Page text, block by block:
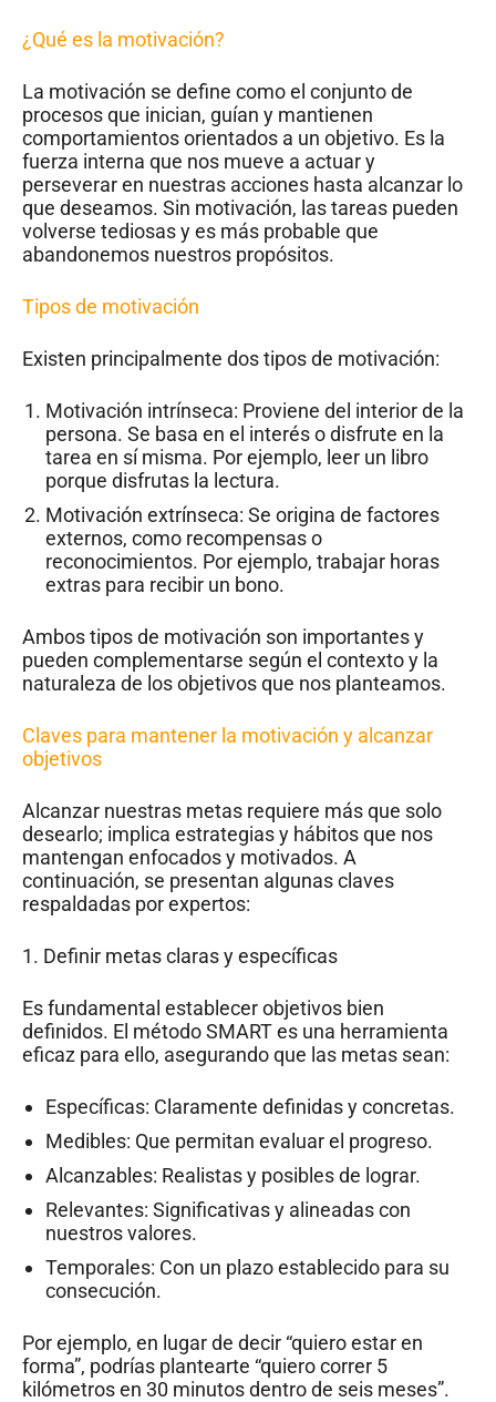
¿Qué es la motivación?
La motivación se define como el conjunto de
procesos que inician, guían y mantienen
comportamientos orientados a un objetivo. Es la
fuerza interna que nos mueve a actuar y
perseverar en nuestras acciones hasta alcanzar lo
que deseamos. Sin motivación, las tareas pueden
volverse tediosas y es más probable que
abandonemos nuestros propósitos.
Tipos de motivación
Existen principalmente dos tipos de motivación:
Motivación intrínseca: Proviene del interior de la
persona. Se basa en el interés o disfrute en la
tarea en sí misma. Por ejemplo, leer un libro
porque disfrutas la lectura.
Motivación extrínseca: Se origina de factores
externos, como recompensas o
reconocimientos. Por ejemplo, trabajar horas
extras para recibir un bono.
Ambos tipos de motivación son importantes y
pueden complementarse según el contexto y la
naturaleza de los objetivos que nos planteamos.
Claves para mantener la motivación y alcanzar
objetivos
Alcanzar nuestras metas requiere más que solo
desearlo; implica estrategias y hábitos que nos
mantengan enfocados y motivados. A
continuación, se presentan algunas claves
respaldadas por expertos:
1. Definir metas claras y específicas
Es fundamental establecer objetivos bien
definidos. El método SMART es una herramienta
eficaz para ello, asegurando que las metas sean:
Específicas: Claramente definidas y concretas.
Medibles: Que permitan evaluar el progreso.
Alcanzables: Realistas y posibles de lograr.
Relevantes: Significativas y alineadas con
nuestros valores.
Temporales: Con un plazo establecido para su
consecución.
Por ejemplo, en lugar de decir “quiero estar en
forma”, podrías plantearte “quiero correr 5
kilómetros en 30 minutos dentro de seis meses”.